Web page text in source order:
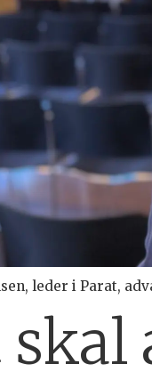
leder i Parat,
skal